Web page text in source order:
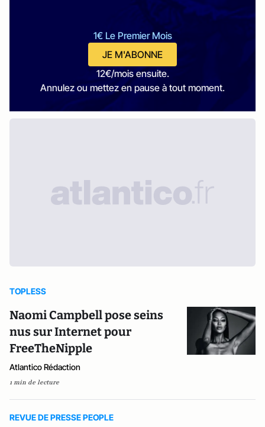
1€ Le Premier Mois
JE M'ABONNE
12€/mois ensuite.
Annulez ou mettez en pause à tout moment.
TOPLESS
Naomi Campbell pose seins
nus sur Internet pour
FreeTheNipple
Atlantico Rédaction
1 min de lecture
REVUE DE PRESSE PEOPLE